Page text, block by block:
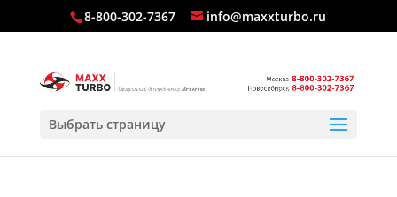
8-800-302-7367 info@maxxturbo.ru
Выбрать страницу